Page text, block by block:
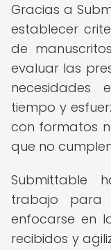
Gracias a
establecer
de
evaluar las
necesidades
tiempo y
con formatos
que no
Submittable
trabajo para
enfocarse en
recibidos y